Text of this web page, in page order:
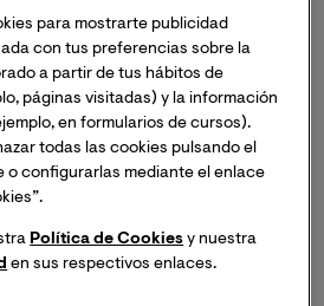
de la Universidad;Sebastien
de VIU;Josep Piqué,
la Graduación; y Belén Suárez
la Universidad. En representación
estuvieronMarta Paredes,
y Gestión de la Innovación;
de Investigación y
Académica y
Gonzáles Gasca, Vicerrectora
para mostrarte publicidad
con tus preferencias sobre la
a partir de tus hábitos de
páginas visitadas) y la información
en formularios de cursos).
todas las cookies pulsando el
o configurarlas mediante el enlace
Política de Cookies y nuestra
en sus respectivos enlaces.